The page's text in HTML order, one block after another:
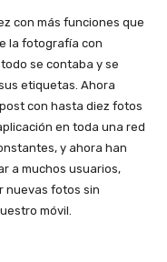
con más funciones que
la fotografía con
se contaba y se
etiquetas. Ahora
con hasta diez fotos
en toda una red
y ahora han
a muchos usuarios,
nuevas fotos sin
móvil.